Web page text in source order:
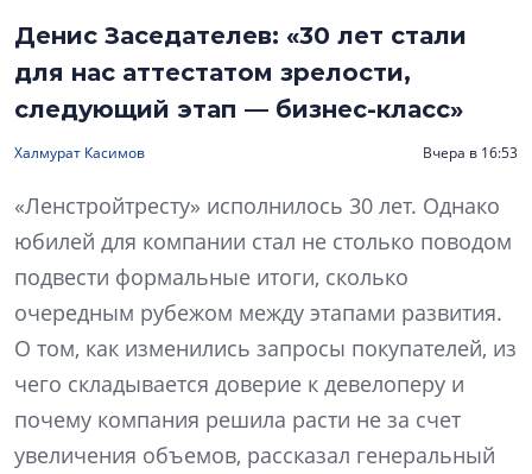
Денис Заседателев: «30 лет стали
для нас аттестатом зрелости,
следующий этап — бизнес-класс»
Халмурат Касимов Вчера в 16:53
«Ленстройтресту» исполнилось 30 лет. Однако
юбилей для компании стал не столько поводом
подвести формальные итоги, сколько
очередным рубежом между этапами развития.
О том, как изменились запросы покупателей, из
чего складывается доверие к девелоперу и
почему компания решила расти не за счет
увеличения объемов, рассказал генеральный